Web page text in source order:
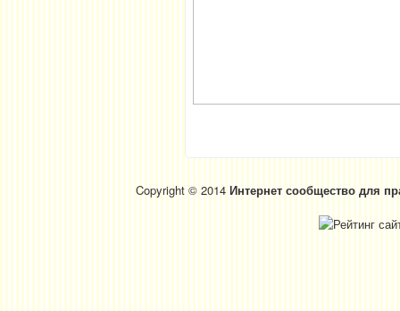
Copyright © 2014 Интернет сообщество для